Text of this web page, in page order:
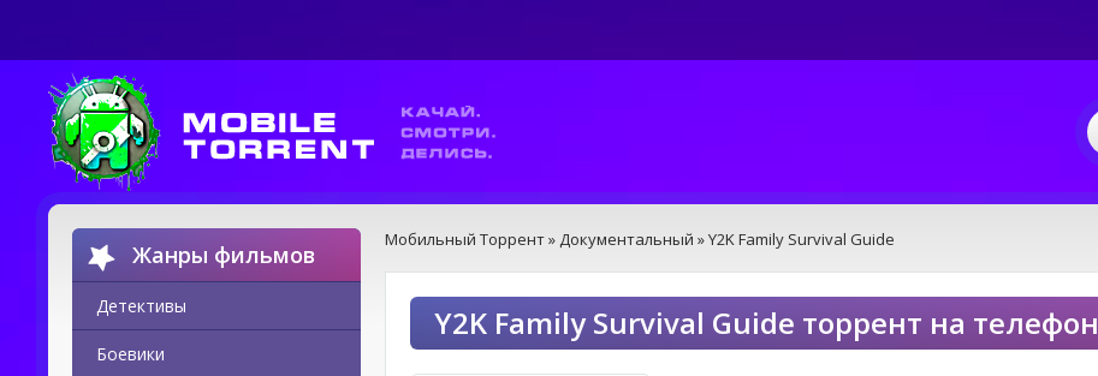
Жанры фильмов
Детективы
Боевики
Мобильный Торрент» Документальный » Y2K Family Survival Guide
Y2K Family Survival Guide торрент на телефон